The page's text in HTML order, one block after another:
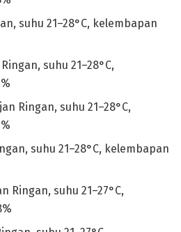
suhu 21–28°C, kelembapan
suhu 21–28°C,
Ringan, suhu 21–28°C,
suhu 21–28°C, kelembapan
Ringan, suhu 21–27°C,